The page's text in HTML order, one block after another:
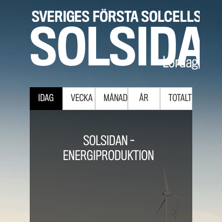
SVERIGES FÖRSTA
Lördag, 8
IDAG VECKA MÅNAD ÅR TOTALT
SOLSIDAN -
ENERGIPRODUKTION